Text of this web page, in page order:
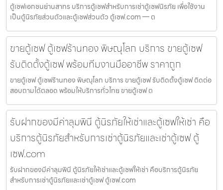
ตู้เซฟเอกชนย่านสาทร บริการตู้เซฟสำหรับการเช่าตู้เซฟนิรภัย เพื่อใช้งาน
เป็นตู้นิรภัยส่วนตัวและตู้เซฟส่วนตัว ตู้เซฟ.com — ต
ขายตู้เซฟ ตู้เซฟร้านทอง พิษณุโลก บริการ ขายตู้เซฟ
รับติดตั้งตู้เซฟ พร้อมทีมงานมืออาชีพ ราคาถูก
ขายตู้เซฟ ตู้เซฟร้านทอง พิษณุโลก บริการ ขายตู้เซฟ รับติดตั้งตู้เซฟ ติดต่อ
สอบถามได้ตลอด พร้อมให้บริการทั่วไทย ขายตู้เซฟ ต
รับฝากของมีค่าลุมพินี ตู้นิรภัยให้เช่าและตู้เซฟให้เช่า คือ
บริการตู้นิรภัยสำหรับการเช่าตู้นิรภัยและเช่าตู้เซฟ ตู้
เซฟ.com
รับฝากของมีค่าลุมพินี ตู้นิรภัยให้เช่าและตู้เซฟให้เช่า คือบริการตู้นิรภัย
สำหรับการเช่าตู้นิรภัยและเช่าตู้เซฟ ตู้เซฟ.com